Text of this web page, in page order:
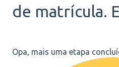
de matrícula.
Opa, mais uma etapa